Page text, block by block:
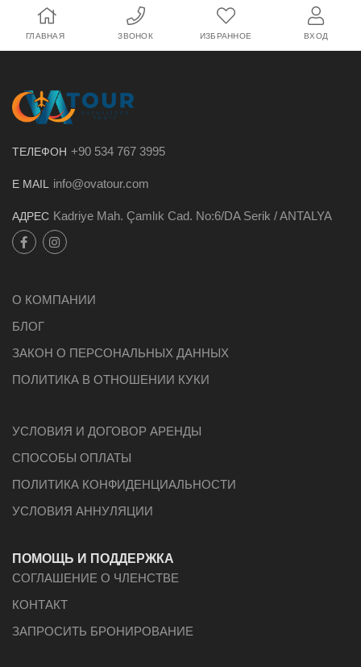
ГЛАВНАЯ ЗВОНОК ИЗБРАННОЕ ВХОД
ТЕЛЕФОН +90 534 767 3995
E MAIL info@ovatour.com
АДРЕС Kadriye Mah. Çamlık Cad. No:6/DA Serik / ANTALYA
О КОМПАНИИ
БЛОГ
ЗАКОН О ПЕРСОНАЛЬНЫХ ДАННЫХ
ПОЛИТИКА В ОТНОШЕНИИ КУКИ
УСЛОВИЯ И ДОГОВОР АРЕНДЫ
СПОСОБЫ ОПЛАТЫ
ПОЛИТИКА КОНФИДЕНЦИАЛЬНОСТИ
УСЛОВИЯ АННУЛЯЦИИ
ПОМОЩЬ И ПОДДЕРЖКА
СОГЛАШЕНИЕ О ЧЛЕНСТВЕ
КОНТАКТ
ЗАПРОСИТЬ БРОНИРОВАНИЕ